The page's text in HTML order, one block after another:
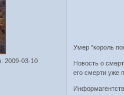
: 2009-03-10
Умер "король
Новость о
его смерти уже